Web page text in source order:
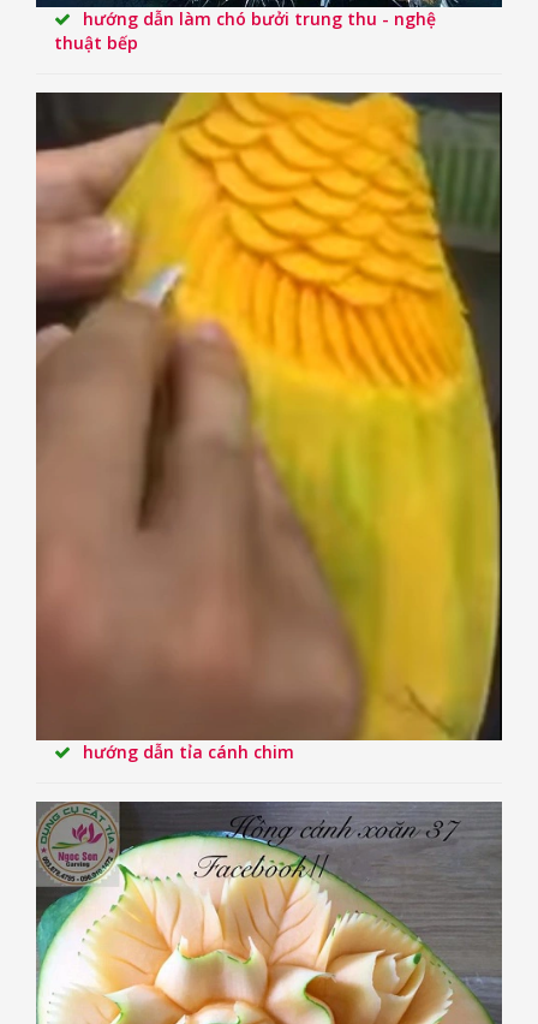
hướng dẫn làm chó bưởi trung thu - nghệ
thuật bếp
hướng dẫn tỉa cánh chim